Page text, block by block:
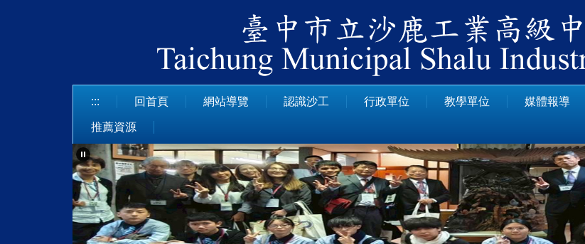
::: 回首頁 網站導覽 認識沙工 行政單位 教學單位 媒體報導
推薦資源